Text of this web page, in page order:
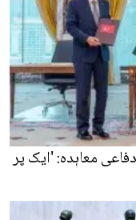
معاہدہ: 'ایک پر